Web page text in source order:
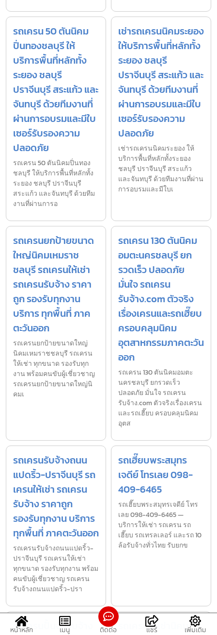
รถเครน 50 ตันนิคม
ปิ่นทองชลบุรี ให้
บริการพื้นที่หลักทั้ง
ระยอง ชลบุรี
ปราจีนบุรี สระแก้ว และ
จันทบุรี ด้วยทีมงานที่
ผ่านการอบรมและมีใบ
เซอร์รับรองความ
ปลอดภัย
รถเครน 50 ตันนิคมปิ่นทอง
ชลบุรี ให้บริการพื้นที่หลักทั้ง
ระยอง ชลบุรี ปราจีนบุรี
สระแก้ว และจันทบุรี ด้วยทีม
งานที่ผ่านการอ
เช่ารถเครนนิคมระยอง
ให้บริการพื้นที่หลักทั้ง
ระยอง ชลบุรี
ปราจีนบุรี สระแก้ว และ
จันทบุรี ด้วยทีมงานที่
ผ่านการอบรมและมีใบ
เซอร์รับรองความ
ปลอดภัย
เช่ารถเครนนิคมระยอง ให้
บริการพื้นที่หลักทั้งระยอง
ชลบุรี ปราจีนบุรี สระแก้ว
และจันทบุรี ด้วยทีมงานที่ผ่าน
การอบรมและมีใบเ
รถเครนยกป้ายขนาด
ใหญ่นิคมเหมราช
ชลบุรี รถเครนให้เช่า
รถเครนรับจ้าง ราคา
ถูก รองรับทุกงาน
บริการ ทุกพื้นที่ ภาค
ตะวันออก
รถเครนยกป้ายขนาดใหญ่
นิคมเหมราชชลบุรี รถเครน
ให้เช่า ทุกขนาด รองรับทุก
งาน พร้อมคนขับผู้เชี่ยวชาญ
รถเครนยกป้ายขนาดใหญ่นิ
คมเ
รถเครน 130 ตันนิคม
อมตะนครชลบุรี ยก
รวดเร็ว ปลอดภัย
มั่นใจ รถเครน
รับจ้าง.com ตัวจริง
เรื่องเครนและรถเฮี๊ยบ
ครอบคลุมนิคม
อุตสาหกรรมภาคตะวัน
ออก
รถเครน 130 ตันนิคมอมตะ
นครชลบุรี ยกรวดเร็ว
ปลอดภัย มั่นใจ รถเครน
รับจ้าง.com ตัวจริงเรื่องเครน
และรถเฮี๊ยบ ครอบคลุมนิคม
อุตส
รถเครนรับจ้างถนน
แปดริ้ว-ปราจีนบุรี รถ
เครนให้เช่า รถเครน
รับจ้าง ราคาถูก
รองรับทุกงาน บริการ
ทุกพื้นที่ ภาคตะวันออก
รถเครนรับจ้างถนนแปดริ้ว-
ปราจีนบุรี รถเครนให้เช่า
ทุกขนาด รองรับทุกงาน พร้อม
คนขับผู้เชี่ยวชาญ รถเครน
รับจ้างถนนแปดริ้ว-ปรา
รถเฮี๊ยบพระสมุทร
เจดีย์ โทรเลย 098-
409-6465
รถเฮี๊ยบพระสมุทรเจดีย์ โทร
เลย 098-409-6465 —
บริการให้เช่า รถเครน รถ
เฮี๊ยบ รถเทรลเลอร์ และรถ 10
ล้อรับจ้างทั่วไทย รับยกข
รถเครนปั้นจั่นรับจ้าง
รถเครนให้เช่านิคม
หน้าหลัก เมนู ติดต่อ แชร์ เพิ่มเติม